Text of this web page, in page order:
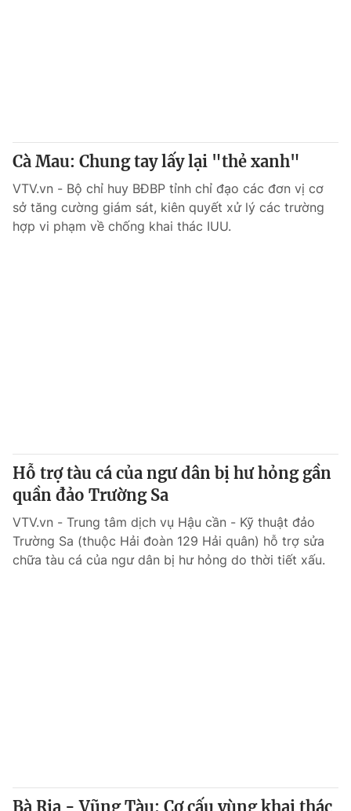
Cà Mau: Chung tay lấy lại "thẻ xanh"
VTV.vn - Bộ chỉ huy BĐBP tỉnh chỉ đạo các đơn vị cơ
sở tăng cường giám sát, kiên quyết xử lý các trường
hợp vi phạm về chống khai thác IUU.
Hỗ trợ tàu cá của ngư dân bị hư hỏng gần
quần đảo Trường Sa
VTV.vn - Trung tâm dịch vụ Hậu cần - Kỹ thuật đảo
Trường Sa (thuộc Hải đoàn 129 Hải quân) hỗ trợ sửa
chữa tàu cá của ngư dân bị hư hỏng do thời tiết xấu.
Bà Rịa - Vũng Tàu: Cơ cấu vùng khai thác